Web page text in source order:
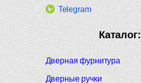
Telegram
Каталог:
Дверная фурнитура
Дверные ручки